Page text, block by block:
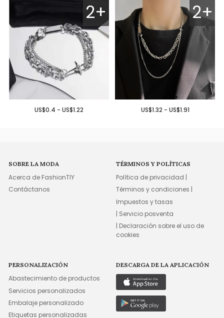
2+
US$0.4 - US$1.22
2+
US$1.32 - US$1.91
SOBRE LA MODA
Acerca de FashionTIY
Contáctanos
TÉRMINOS Y POLÍTICAS
Política de privacidad |
Términos y condiciones |
Impuestos y tasas
| Servicio posventa
| Declaración sobre el uso de
cookies
PERSONALIZACIÓN
Abastecimiento de productos
Servicios personalizados
Embalaje personalizado
Etiquetas personalizadas
DESCARGA DE LA APLICACIÓN